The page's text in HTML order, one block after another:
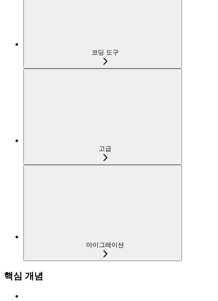
코딩 도구
고급
마이그레이션
핵심 개념